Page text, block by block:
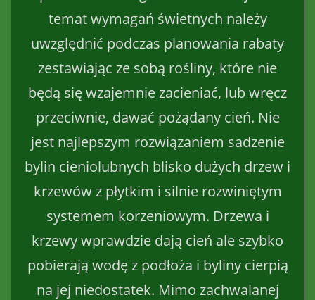
temat wymagań świetnych należy
uwzględnić podczas planowania rabaty
zestawiając ze sobą rośliny, które nie
będą się wzajemnie zacieniać, lub wręcz
przeciwnie, dawać pożądany cień. Nie
jest najlepszym rozwiązaniem sadzenie
bylin cieniolubnych blisko dużych drzew i
krzewów z płytkim i silnie rozwiniętym
systemem korzeniowym. Drzewa i
krzewy wprawdzie dają cień ale szybko
pobierają wodę z podłoża i byliny cierpią
na jej niedostatek. Mimo zachwalanej